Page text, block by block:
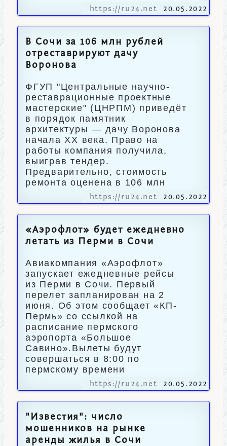
https://ru24.net 20.05.2022
В Сочи за 106 млн рублей
отреставрируют дачу
Воронова
ФГУП "Центральные научно-
реставрационные проектные
мастерские" (ЦНРПМ) приведёт
в порядок памятник
архитектуры — дачу Воронова
начала XX века. Право на
работы компания получила,
выиграв тендер.
Предварительно, стоимость
ремонта оценена в 106 млн
https://ru24.net 20.05.2022
​«Аэрофлот» будет ежедневно
летать из Перми в Сочи
Авиакомпания «Аэрофлот»
запускает ежедневные рейсы
из Перми в Сочи. Первый
перелет запланирован на 2
июня. Об этом сообщает «КП-
Пермь» со ссылкой на
расписание пермского
аэропорта «Большое
Савино».Вылеты будут
совершаться в 8:00 по
пермскому времени
https://ru24.net 20.05.2022
"Известия": число
мошенников на рынке
аренды жилья в Сочи